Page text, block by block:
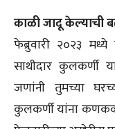
काळी जादू केल्याची
फेब्रुवारी २०२३
साथीदार कुलकर्णी
जणांनी तुमच्या
कुलकर्णी यांना